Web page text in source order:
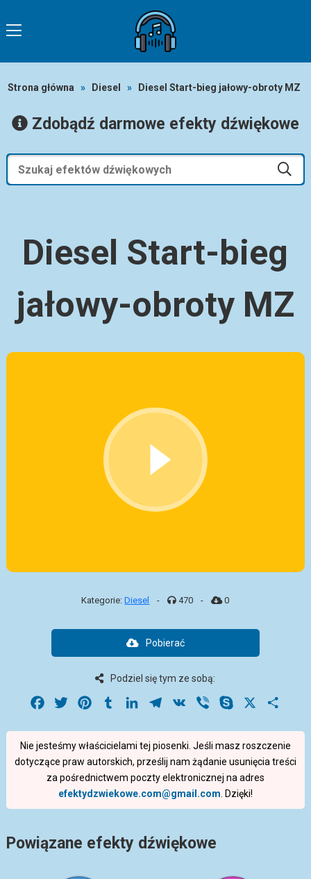
Strona główna » Diesel » Diesel Start-bieg jałowy-obroty MZ
Zdobądź darmowe efekty dźwiękowe
Diesel Start-bieg
jałowy-obroty MZ
Kategorie:Diesel - 470 - 0
Pobierać
Podziel się tym ze sobą:
Facebook
Twitter PinterestTumblrLinkedInTelegram
VK Viber Skype
Nie jesteśmy właścicielami tej piosenki. Jeśli masz roszczenie
dotyczące praw autorskich, prześlij nam żądanie usunięcia treści
za pośrednictwem poczty elektronicznej na adres
efektydzwiekowe.com@gmail.com . Dzięki!
Powiązane efekty dźwiękowe